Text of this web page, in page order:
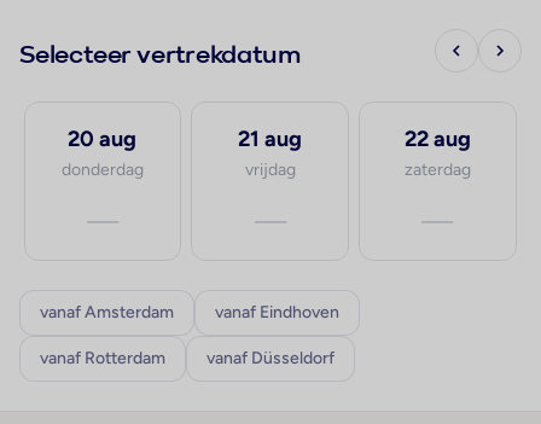
Selecteer vertrekdatum
20 aug
donderdag
—
21 aug
vrijdag
—
22 aug
zaterdag
—
vanaf Amsterdam vanaf Eindhoven
vanaf Rotterdam vanaf Düsseldorf